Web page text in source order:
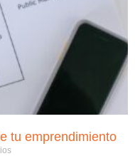
tu emprendimiento